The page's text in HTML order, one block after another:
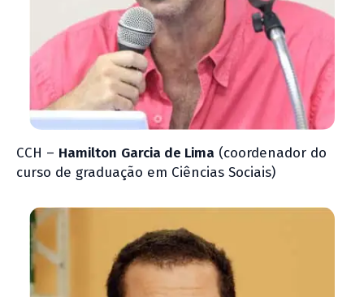
CCH – Hamilton Garcia de Lima (coordenador do
curso de graduação em Ciências Sociais)